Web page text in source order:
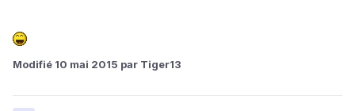
Modifié 10 mai 2015 par Tiger13